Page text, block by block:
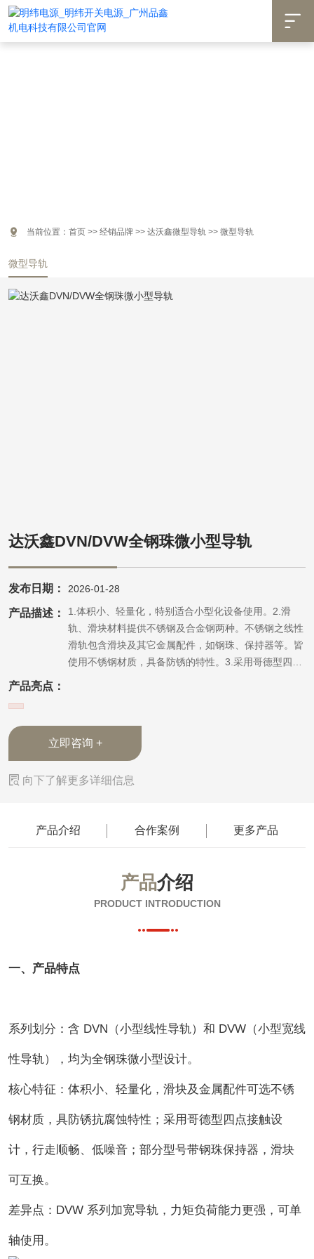

微型导轨
 当前位置： 首页 >> 经销品牌 >> 达沃鑫微型导轨 >> 微型导轨
达沃鑫DVN/DVW全钢珠微小型导轨
发布日期： 2026-01-28
产品描述：特点1.体积小、轻量化，特别适合小型化设备使用。2.滑
轨、滑块材料提供不锈钢及合金钢两种。不锈钢之线性
滑轨包含滑块及其它金属配件，如钢珠、保持器等。皆
使用不锈钢材质，具备防锈的特性。3.采用哥德型四点
产品亮点：
立即咨询 +
 向下了解更多详细信息
产品介绍 合作案例 更多产品
产品介绍
PRODUCT INTRODUCTION
一、产品特点
系列划分：含 DVN（小型线性导轨）和 DVW（小型宽线
性导轨），均为全钢珠微小型设计。
核心特征：体积小、轻量化，滑块及金属配件可选不锈
钢材质，具防锈抗腐蚀特性；采用哥德型四点接触设
计，行走顺畅、低噪音；部分型号带钢珠保持器，滑块
可互换。
差异点：DVW 系列加宽导轨，力矩负荷能力更强，可单
轴使用。